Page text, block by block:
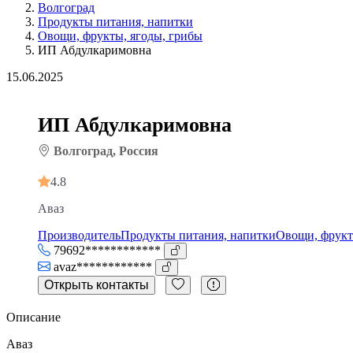
Волгоград
Продукты питания, напитки
Овощи, фрукты, ягоды, грибы
ИП Абдулкаримовна
15.06.2025
ИП Абдулкаримовна
Волгоград, Россия
4.8
Аваз
ПроизводительПродукты питания, напиткиОвощи,
79692************
avaz************
Открыть контакты
Описание
Аваз